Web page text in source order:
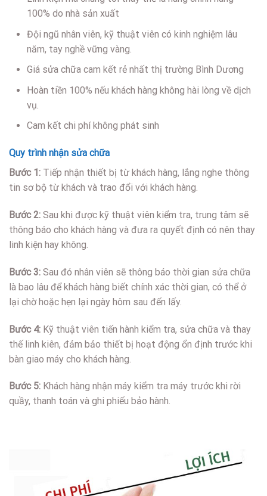
100% do nhà sản xuất
Đội ngũ nhân viên, kỹ thuật viên có kinh nghiệm lâu
năm, tay nghề vững vàng.
Giá sửa chữa cam kết rẻ nhất thị trường Bình Dương
Hoàn tiền 100% nếu khách hàng không hài lòng về dịch
vụ.
Cam kết chi phí không phát sinh
Quy trình nhận sửa chữa
Bước 1: Tiếp nhận thiết bị từ khách hàng, lắng nghe thông
tin sơ bộ từ khách và trao đổi với khách hàng.
Bước 2: Sau khi được kỹ thuật viên kiểm tra, trung tâm sẽ
thông báo cho khách hàng và đưa ra quyết định có nên thay
linh kiện hay không.
Bước 3: Sau đó nhân viên sẽ thông báo thời gian sửa chữa
là bao lâu để khách hàng biết chính xác thời gian, có thể ở
lại chờ hoặc hẹn lại ngày hôm sau đến lấy.
Bước 4: Kỹ thuật viên tiến hành kiểm tra, sửa chữa và thay
thế linh kiên, đảm bảo thiết bị hoạt động ổn định trước khi
bàn giao máy cho khách hàng.
Bước 5: Khách hàng nhận máy kiểm tra máy trước khi rời
quầy, thanh toán và ghi phiếu bảo hành.